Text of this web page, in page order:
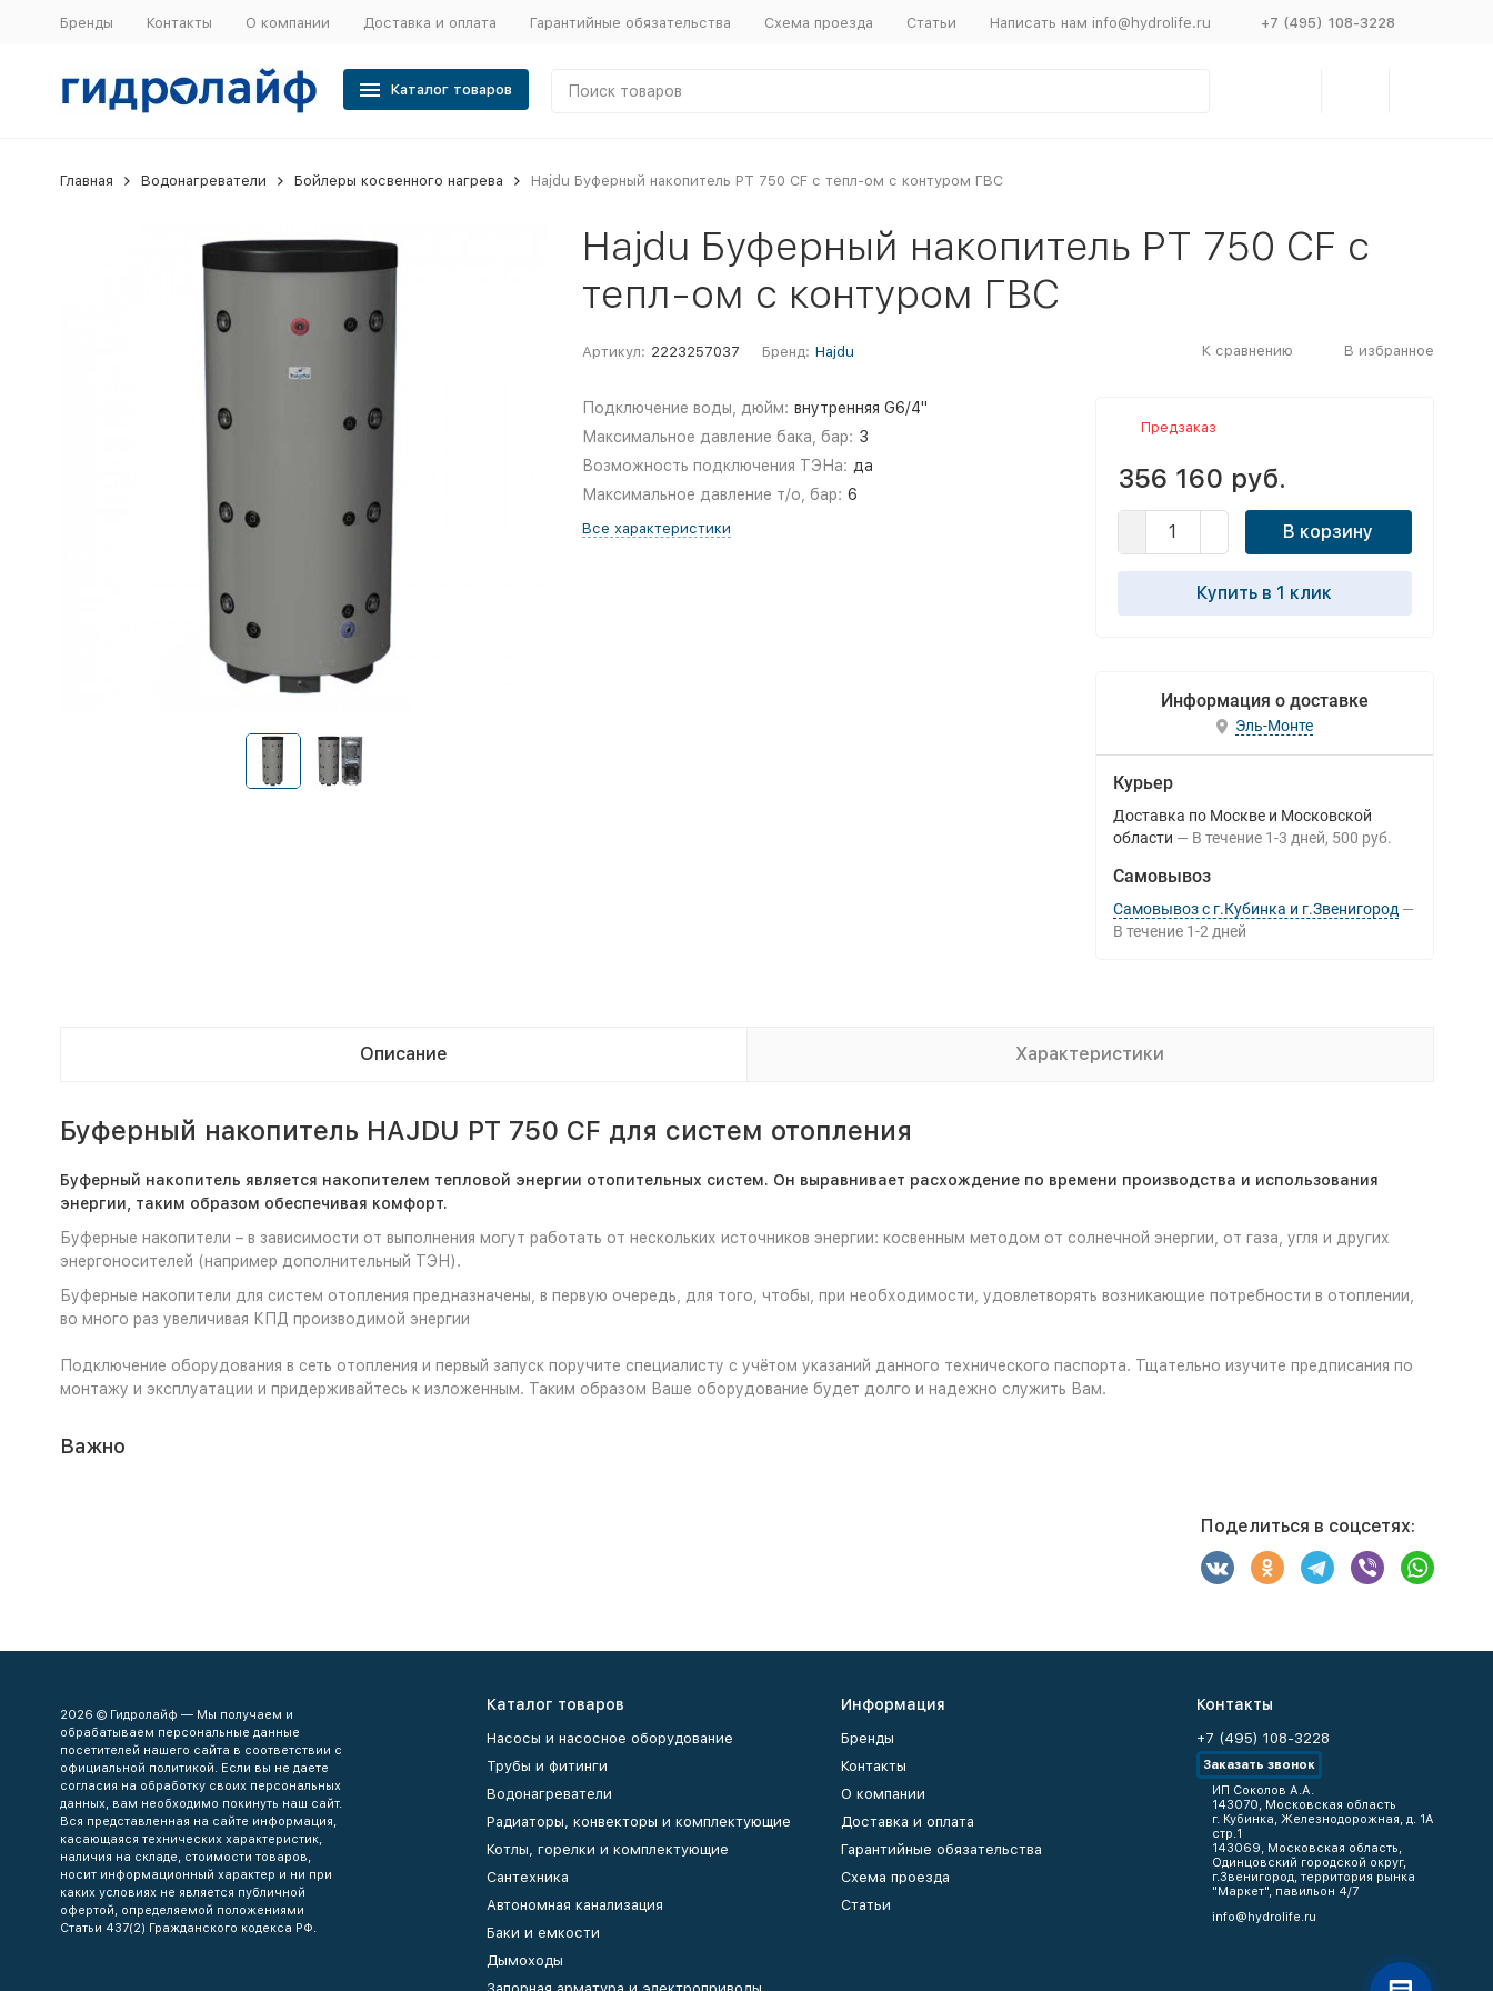
Бренды Контакты О компании Доставка и оплата Гарантийные обязательства Схема проезда Статьи Написать нам info@hydrolife.ru +7 (495) 108-3228
Каталог товаров
Главная Водонагреватели Бойлеры косвенного нагрева Hajdu Буферный накопитель PT 750 CF с тепл-ом с контуром ГВС
Hajdu Буферный накопитель PT 750 CF с
тепл-ом с контуром ГВС
Артикул: 2223257037 Бренд: Hajdu К сравнению В избранное
Подключение воды, дюйм: внутренняя G6/4"
Максимальное давление бака, бар: 3
Возможность подключения ТЭНа: да
Максимальное давление т/о, бар: 6
Все характеристики
Предзаказ
356 160 руб.
В корзину
Купить в 1 клик
Информация о доставке
Эль-Монте
Курьер
Доставка по Москве и Московской
области
В течение 1-3 дней 500 руб.
Самовывоз
Самовывоз с г.Кубинка и г.Звенигород
В течение 1-2 дней
Описание Характеристики
Буферный накопитель HAJDU PT 750 CF для систем отопления
Буферный накопитель является накопителем тепловой энергии отопительных систем. Он выравнивает расхождение по времени производства и использования
энергии, таким образом обеспечивая комфорт.
Буферные накопители – в зависимости от выполнения могут работать от нескольких источников энергии: косвенным методом от солнечной энергии, от газа, угля и других
энергоносителей (например дополнительный ТЭН).
Буферные накопители для систем отопления предназначены, в первую очередь, для того, чтобы, при необходимости, удовлетворять возникающие потребности в отоплении,
во много раз увеличивая КПД производимой энергии
Подключение оборудования в сеть отопления и первый запуск поручите специалисту с учётом указаний данного технического паспорта. Тщательно изучите предписания по
монтажу и эксплуатации и придерживайтесь к изложенным. Таким образом Ваше оборудование будет долго и надежно служить Вам.
Важно
Поделиться в соцсетях:
2026 © Гидролайф — Мы получаем и
обрабатываем персональные данные
посетителей нашего сайта в соответствии с
официальной политикой. Если вы не даете
согласия на обработку своих персональных
данных, вам необходимо покинуть наш сайт.
Вся представленная на сайте информация,
касающаяся технических характеристик,
наличия на складе, стоимости товаров,
носит информационный характер и ни при
каких условиях не является публичной
офертой, определяемой положениями
Статьи 437(2) Гражданского кодекса РФ.
Каталог товаров
Насосы и насосное оборудование
Трубы и фитинги
Водонагреватели
Радиаторы, конвекторы и комплектующие
Котлы, горелки и комплектующие
Сантехника
Автономная канализация
Баки и емкости
Дымоходы
Информация
Бренды
Контакты
О компании
Доставка и оплата
Гарантийные обязательства
Схема проезда
Статьи
Контакты
+7 (495) 108-3228
Заказать звонок
ИП Соколов А.А.
143070, Московская область
г. Кубинка, Железнодорожная, д. 1А
стр.1
143069, Московская область,
Одинцовский городской округ,
г.Звенигород, территория рынка
"Маркет", павильон 4/7
info@hydrolife.ru